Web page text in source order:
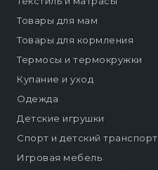
Товары для мам
Товары для кормления
Термосы и термокружки
Купание и уход
Одежда
Детские игрушки
Спорт и детский транспорт
Игровая мебель